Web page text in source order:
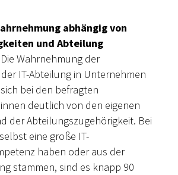
abhängig von
und Abteilung
Wahrnehmung der
IT-Abteilung in Unternehmen
bei den befragten
deutlich von den eigenen
der Abteilungszugehörigkeit. Bei
eine große IT-
haben oder aus der
stammen, sind es knapp 90